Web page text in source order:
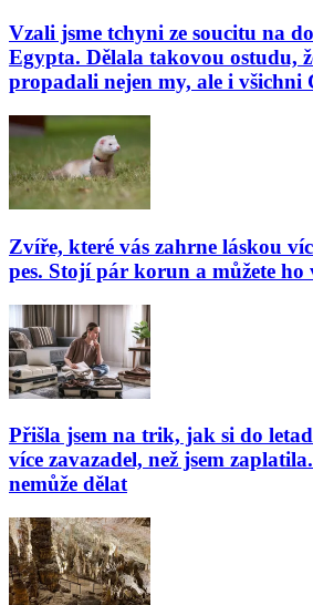
Vzali jsme tchyni ze soucitu na
Egypta. Dělala takovou ostudu,
propadali nejen my, ale i všichni
Zvíře, které vás zahrne láskou
pes. Stojí pár korun a můžete
Přišla jsem na trik, jak si do
více zavazadel, než jsem
nemůže dělat